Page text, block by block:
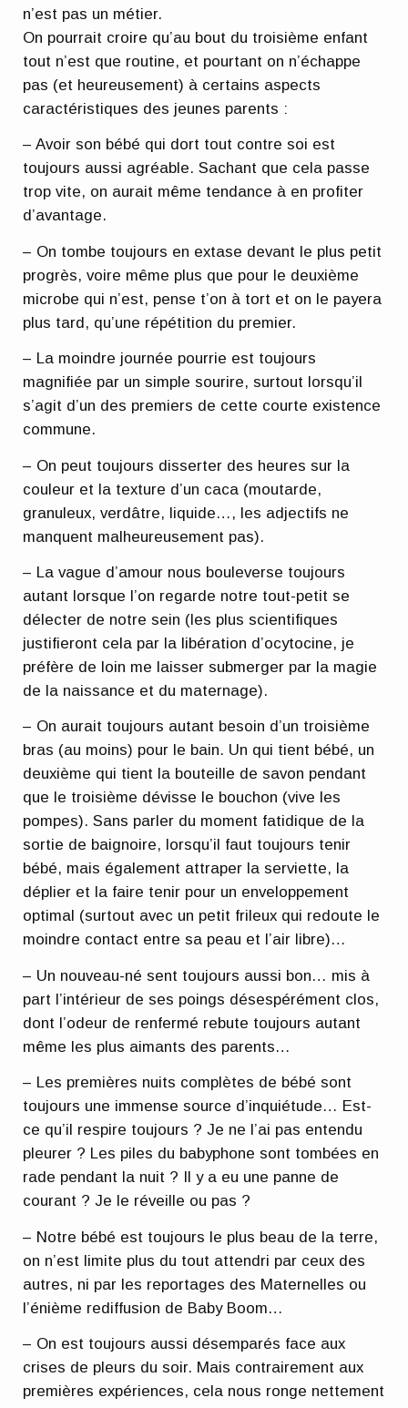
n’est pas un métier.
On pourrait croire qu’au bout du troisième enfant
tout n’est que routine, et pourtant on n’échappe
pas (et heureusement) à certains aspects
caractéristiques des jeunes parents :
– Avoir son bébé qui dort tout contre soi est
toujours aussi agréable. Sachant que cela passe
trop vite, on aurait même tendance à en profiter
d’avantage.
– On tombe toujours en extase devant le plus petit
progrès, voire même plus que pour le deuxième
microbe qui n’est, pense t’on à tort et on le payera
plus tard, qu’une répétition du premier.
– La moindre journée pourrie est toujours
magnifiée par un simple sourire, surtout lorsqu’il
s’agit d’un des premiers de cette courte existence
commune.
– On peut toujours disserter des heures sur la
couleur et la texture d’un caca (moutarde,
granuleux, verdâtre, liquide…, les adjectifs ne
manquent malheureusement pas).
– La vague d’amour nous bouleverse toujours
autant lorsque l’on regarde notre tout-petit se
délecter de notre sein (les plus scientifiques
justifieront cela par la libération d’ocytocine, je
préfère de loin me laisser submerger par la magie
de la naissance et du maternage).
– On aurait toujours autant besoin d’un troisième
bras (au moins) pour le bain. Un qui tient bébé, un
deuxième qui tient la bouteille de savon pendant
que le troisième dévisse le bouchon (vive les
pompes). Sans parler du moment fatidique de la
sortie de baignoire, lorsqu’il faut toujours tenir
bébé, mais également attraper la serviette, la
déplier et la faire tenir pour un enveloppement
optimal (surtout avec un petit frileux qui redoute le
moindre contact entre sa peau et l’air libre)…
– Un nouveau-né sent toujours aussi bon… mis à
part l’intérieur de ses poings désespérément clos,
dont l’odeur de renfermé rebute toujours autant
même les plus aimants des parents…
– Les premières nuits complètes de bébé sont
toujours une immense source d’inquiétude… Est-
ce qu’il respire toujours ? Je ne l’ai pas entendu
pleurer ? Les piles du babyphone sont tombées en
rade pendant la nuit ? Il y a eu une panne de
courant ? Je le réveille ou pas ?
– Notre bébé est toujours le plus beau de la terre,
on n’est limite plus du tout attendri par ceux des
autres, ni par les reportages des Maternelles ou
l’énième rediffusion de Baby Boom…
– On est toujours aussi désemparés face aux
crises de pleurs du soir. Mais contrairement aux
premières expériences, cela nous ronge nettement